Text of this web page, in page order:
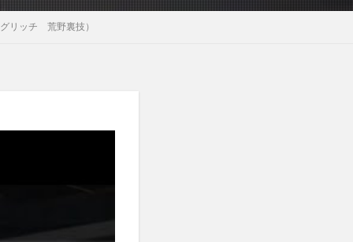
リッチ 荒野裏技）